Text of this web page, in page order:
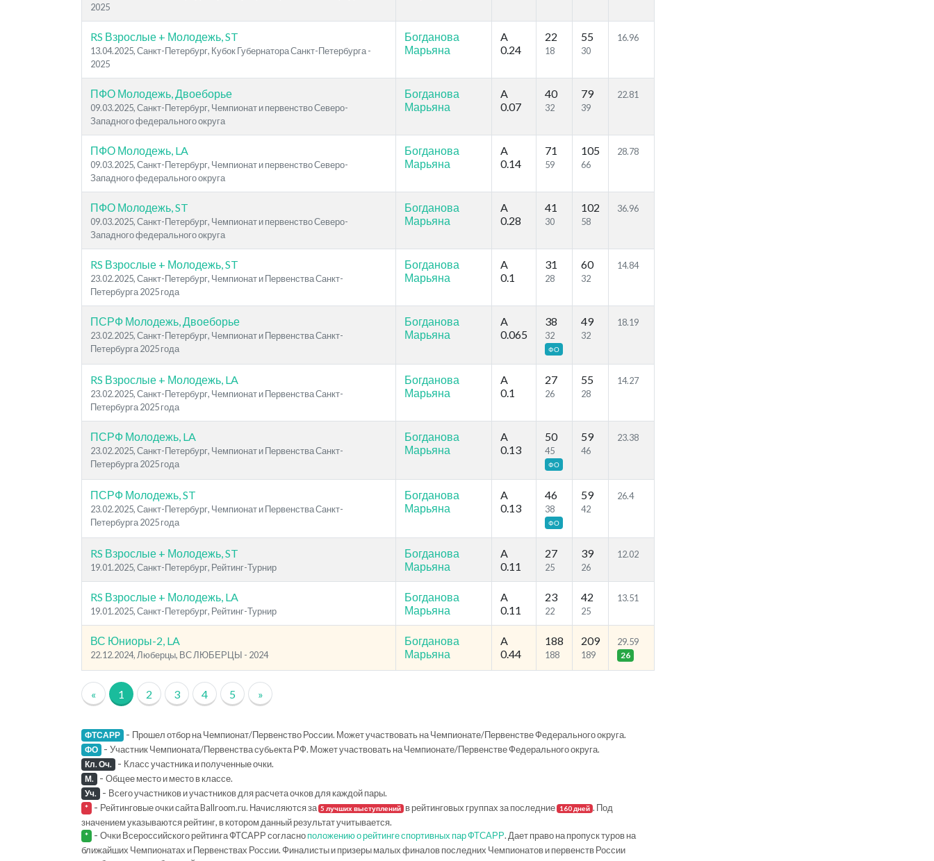
2025
RS Взрослые + Молодежь, ST
13.04.2025, Санкт-Петербург, Кубок Губернатора Санкт-Петербурга -
2025
Богданова
Марьяна
A
0.24
22
18
55
30
16.96
ПФО Молодежь, Двоеборье
09.03.2025, Санкт-Петербург, Чемпионат и первенство Северо-
Западного федерального округа
Богданова
Марьяна
A
0.07
40
32
79
39
22.81
ПФО Молодежь, LA
09.03.2025, Санкт-Петербург, Чемпионат и первенство Северо-
Западного федерального округа
Богданова
Марьяна
A
0.14
71
59
105
66
28.78
ПФО Молодежь, ST
09.03.2025, Санкт-Петербург, Чемпионат и первенство Северо-
Западного федерального округа
Богданова
Марьяна
A
0.28
41
30
102
58
36.96
RS Взрослые + Молодежь, ST
23.02.2025, Санкт-Петербург, Чемпионат и Первенства Санкт-
Петербурга 2025 года
Богданова
Марьяна
A
0.1
31
28
60
32
14.84
ПСРФ Молодежь, Двоеборье
23.02.2025, Санкт-Петербург, Чемпионат и Первенства Санкт-
Петербурга 2025 года
Богданова
Марьяна
A
0.065
38
32
ФО
49
32
18.19
RS Взрослые + Молодежь, LA
23.02.2025, Санкт-Петербург, Чемпионат и Первенства Санкт-
Петербурга 2025 года
Богданова
Марьяна
A
0.1
27
26
55
28
14.27
ПСРФ Молодежь, LA
23.02.2025, Санкт-Петербург, Чемпионат и Первенства Санкт-
Петербурга 2025 года
Богданова
Марьяна
A
0.13
50
45
ФО
59
46
23.38
ПСРФ Молодежь, ST
23.02.2025, Санкт-Петербург, Чемпионат и Первенства Санкт-
Петербурга 2025 года
Богданова
Марьяна
A
0.13
46
38
ФО
59
42
26.4
RS Взрослые + Молодежь, ST
19.01.2025, Санкт-Петербург, Рейтинг-Турнир
Богданова
Марьяна
A
0.11
27
25
39
26
12.02
RS Взрослые + Молодежь, LA
19.01.2025, Санкт-Петербург, Рейтинг-Турнир
Богданова
Марьяна
A
0.11
23
22
42
25
13.51
ВС Юниоры-2, LA
22.12.2024, Люберцы, ВС ЛЮБЕРЦЫ - 2024
Богданова
Марьяна
A
0.44
188
188
209
189
29.59
26
« 1 2 3 4 5 »
ФТСАРР - Прошел отбор на Чемпионат/Первенство России. Может участвовать на Чемпионате/Первенстве Федерального округа.
ФО - Участник Чемпионата/Первенства субьекта РФ. Может участвовать на Чемпионате/Первенстве Федерального округа.
Кл. Оч. - Класс участника и полученные очки.
М. - Общее место и место в классе.
Уч. - Всего участников и участников для расчета очков для каждой пары.
* - Рейтинговые очки сайта Ballroom.ru. Начисляются за 5 лучших выступлений в рейтинговых группах за последние 160 дней . Под
значением указываются рейтинг, в котором данный результат учитывается.
* - Очки Всероссийского рейтинга ФТСАРР согласноположению о рейтинге спортивных пар ФТСАРР. Дает право на пропуск туров на
ближайших Чемпионатах и Первенствах России. Финалисты и призеры малых финалов последних Чемпионатов и первенств России